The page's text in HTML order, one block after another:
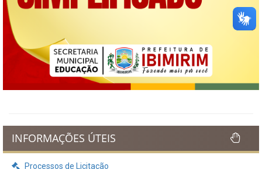
INFORMAÇÕES ÚTEIS
Processos de Licitação